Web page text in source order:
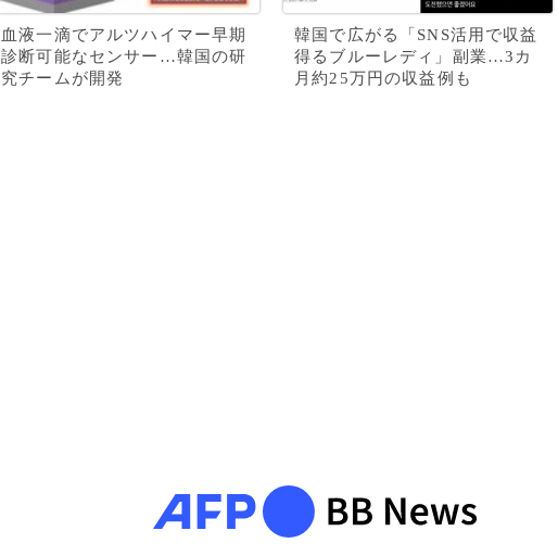
血液一滴でアルツハイマー早期
診断可能なセンサー…韓国の研
究チームが開発
韓国で広がる「SNS活用で収益
得るブルーレディ」副業…3カ
月約25万円の収益例も